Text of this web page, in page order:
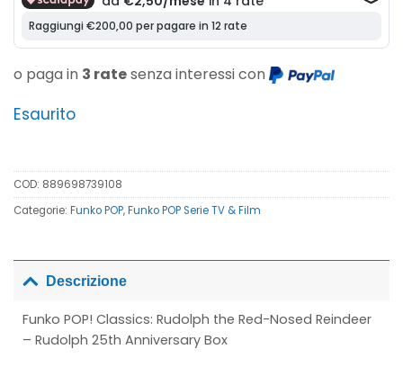
24,90€.10,00€.
o paga in 3 ratesenza interessi con
Esaurito
COD: 889698739108
Categorie: Funko POP,Funko POP Serie TV & Film
Descrizione
Funko POP! Classics: Rudolph the Red-Nosed Reindeer
– Rudolph 25th Anniversary Box